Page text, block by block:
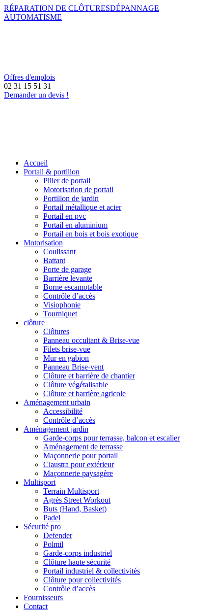
RÉPARATION DE CLÔTURESDÉPANNAGE
AUTOMATISME
Offres d'emplois
02 31 15 51 31
Demander un devis !
Accueil
Portail & portillon
Pilier de portail
Motorisation de portail
Portillon de jardin
Portail métallique et acier
Portail en pvc
Portail en aluminium
Portail en bois et bois exotique
Motorisation
Coulissant
Battant
Porte de garage
Barrière levante
Borne escamotable
Contrôle d’accès
Visiophonie
Tourniquet
clôture
Clôtures
Panneau occultant & Brise-vue
Filets brise-vue
Mur en gabion
Panneau Brise-vent
Clôture et barrière de chantier
Clôture végétalisable
Clôture et barrière agricole
Aménagement urbain
Accessibilité
Contrôle d’accès
Aménagement jardin
Garde-corps pour terrasse, balcon et escalier
Aménagement de terrasse
Maçonnerie pour portail
Claustra pour extérieur
Maçonnerie paysagère
Multisport
Terrain Multisport
Agrés Street Workout
Buts (Hand, Basket)
Padel
Sécurité pro
Defender
Polmil
Garde-corps industriel
Clôture haute sécurité
Portail industriel & collectivités
Clôture pour collectivités
Contrôle d’accès
Fournisseurs
Contact